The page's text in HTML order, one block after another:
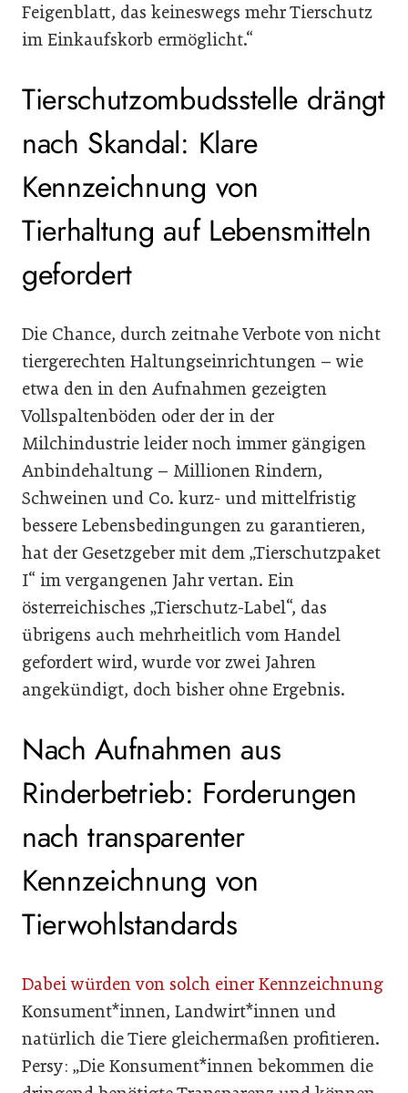
Feigenblatt, das keineswegs mehr Tierschutz
im Einkaufskorb ermöglicht.“
Tierschutzombudsstelle drängt
nach Skandal: Klare
Kennzeichnung von
Tierhaltung auf Lebensmitteln
gefordert
Die Chance, durch zeitnahe Verbote von nicht
tiergerechten Haltungseinrichtungen – wie
etwa den in den Aufnahmen gezeigten
Vollspaltenböden oder der in der
Milchindustrie leider noch immer gängigen
Anbindehaltung – Millionen Rindern,
Schweinen und Co. kurz- und mittelfristig
bessere Lebensbedingungen zu garantieren,
hat der Gesetzgeber mit dem „Tierschutzpaket
I“ im vergangenen Jahr vertan. Ein
österreichisches „Tierschutz-Label“, das
übrigens auch mehrheitlich vom Handel
gefordert wird, wurde vor zwei Jahren
angekündigt, doch bisher ohne Ergebnis.
Nach Aufnahmen aus
Rinderbetrieb: Forderungen
nach transparenter
Kennzeichnung von
Tierwohlstandards
Dabei würden von solch einer Kennzeichnung
Konsument*innen, Landwirt*innen und
natürlich die Tiere gleichermaßen profitieren.
Persy: „Die Konsument*innen bekommen die